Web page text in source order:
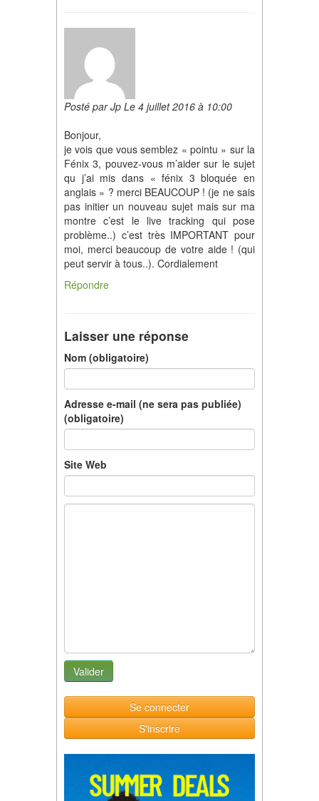
Posté par Jp Le 4 juillet 2016 à 10:00
Bonjour,
je vois que vous semblez « pointu » sur la
Fénix 3, pouvez-vous m’aider sur le sujet
qu j’ai mis dans « fénix 3 bloquée en
anglais » ? merci BEAUCOUP ! (je ne sais
pas initier un nouveau sujet mais sur ma
montre c’est le live tracking qui pose
problème..) c’est très IMPORTANT pour
moi, merci beaucoup de votre aide ! (qui
peut servir à tous..). Cordialement
Répondre
Laisser une réponse
Nom (obligatoire)
Adresse e-mail (ne sera pas publiée)
(obligatoire)
Site Web
Se connecter
S'inscrire